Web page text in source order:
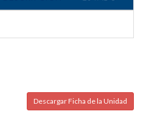
Descargar Ficha de la Unidad